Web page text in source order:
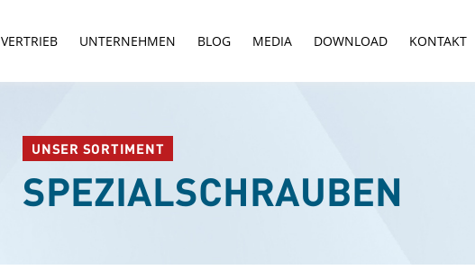
VERTRIEB UNTERNEHMEN BLOG MEDIA DOWNLOAD KONTAKT
UNSER SORTIMENT
SPEZIALSCHRAUBEN